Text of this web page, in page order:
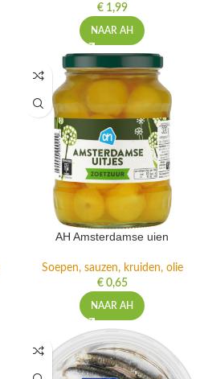
€1,99
NAAR AH
AH Amsterdamse uien
Soepen, sauzen, kruiden, olie
€0,65
NAAR AH